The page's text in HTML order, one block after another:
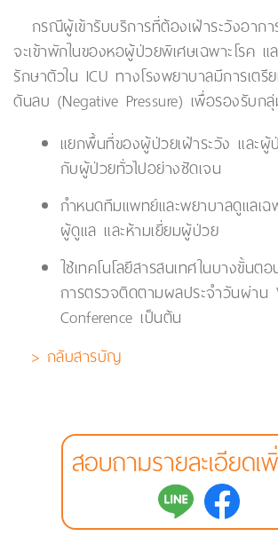
กรณีผู้เข้ารับบริการที่ต้องเฝ้าระวังอาก
จะเข้าพักในของหอผู้ป่วยพิเศษเฉพาะโรค
รักษาตัวใน ICU ทางโรงพยาบาลมีการเต
ดันลบ (Negative Pressure) เพื่อรองรับกลุ่
แยกพื้นที่ของผู้ป่วยเฝ้าระวัง และผู้
กับผู้ป่วยทั่วไปอย่างชัดเจน
กำหนดทีมแพทย์และพยาบาลดูแลเ
ผู้ดูแล และห้ามเยี่ยมผู้ป่วย
ใช้เทคโนโลยีสารสนเทศในบางขั้นต
การตรวจติดตามผลประจำวันผ่าน
Conference เป็นต้น
> กลับสารบัญ
สอบถามรายละเอียดเ